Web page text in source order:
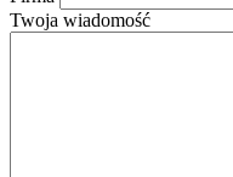
Twoja wiadomość